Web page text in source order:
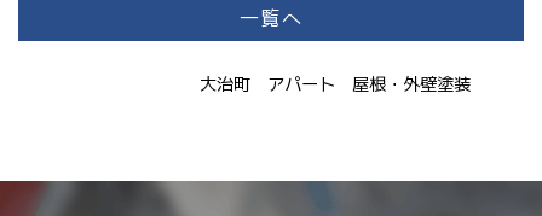
一覧へ
大治町 アパート 屋根・外壁塗装